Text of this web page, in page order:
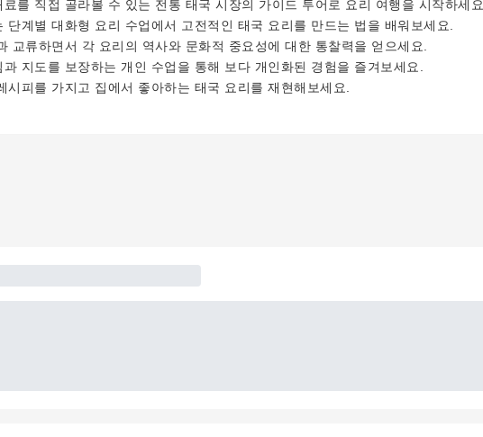
를 직접 골라볼 수 있는 전통 태국 시장의 가이드 투어로 요리 여행을 시작하세요.
단계별 대화형 요리 수업에서 고전적인 태국 요리를 만드는 법을 배워보세요.
교류하면서 각 요리의 역사와 문화적 중요성에 대한 통찰력을 얻으세요.
지도를 보장하는 개인 수업을 통해 보다 개인화된 경험을 즐겨보세요.
시피를 가지고 집에서 좋아하는 태국 요리를 재현해보세요.